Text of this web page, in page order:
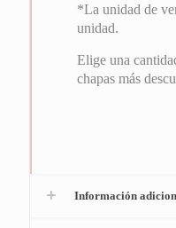
*La unidad de
unidad.
Elige una
chapas más
Información